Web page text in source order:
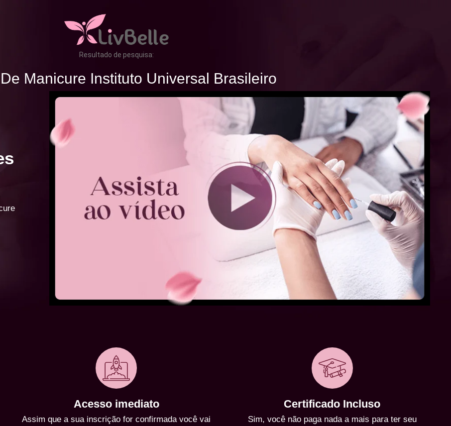
Resultado de pesquisa:
Manicure Instituto Universal Brasileiro
Acesso imediato
Assim que a sua inscrição for confirmada você vai
Certificado Incluso
Sim, você não paga nada a mais para ter seu